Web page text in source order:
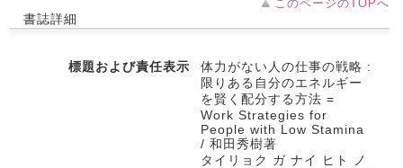
このページのTOPへ
書誌詳細
標題および責任表示
体力がない人の仕事の戦略 :
限りある自分のエネルギー
を賢く配分する方法 =
Work Strategies for
People with Low Stamina
/ 和田秀樹著
タイリョク ガ ナイ ヒト ノ